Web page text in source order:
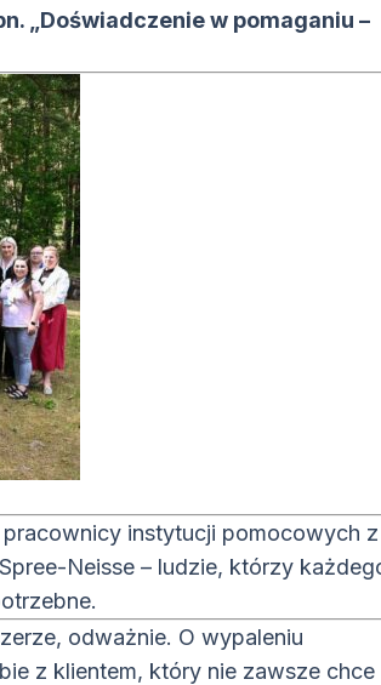
„Doświadczenie w pomaganiu –
instytucji pomocowych z
Neisse – ludzie, którzy
odważnie. O wypaleniu
z klientem, który nie zawsze chce